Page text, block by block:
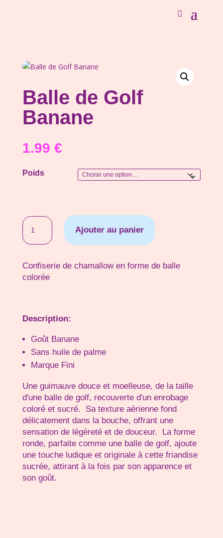
Balle de Golf
Banane
1.99 €
Poids
quantité
Balle
Golf
Banane
Ajouter au panier
Confiserie de chamallow en forme de balle
colorée
Description:
Goût Banane
Sans huile de palme
Marque Fini
Une guimauve douce et moelleuse, de la taille
d'une balle de golf, recouverte d'un enrobage
coloré et sucré. Sa texture aérienne fond
délicatement dans la bouche, offrant une
sensation de légèreté et de douceur. La forme
ronde, parfaite comme une balle de golf, ajoute
une touche ludique et originale à cette friandise
sucrée, attirant à la fois par son apparence et
son goût.